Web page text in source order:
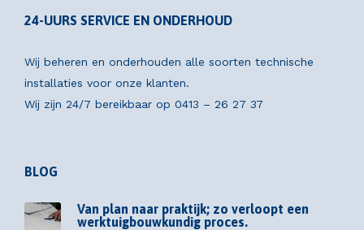
24-UURS SERVICE EN ONDERHOUD
Wij beheren en onderhouden alle soorten technische
installaties voor onze klanten.
Wij zijn 24/7 bereikbaar op 0413 – 26 27 37
BLOG
Van plan naar praktijk; zo verloopt een
werktuigbouwkundig proces.